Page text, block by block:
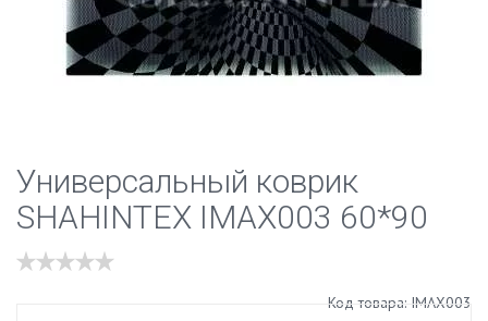
Универсальный коврик
SHAHINTEX IMAX003 60*90
Код товара: IMAX003